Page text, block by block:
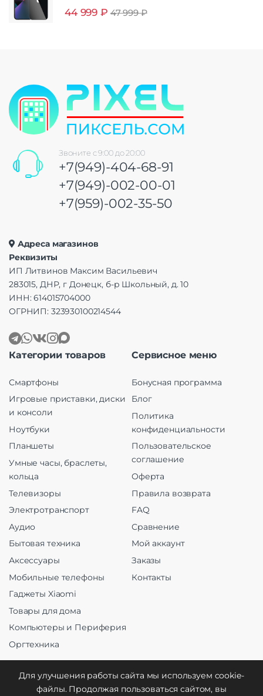
44 999 ₽ 47 999₽
Звоните с 9:00 до 20:00
+7(949)-404-68-91
+7(949)-002-00-01
+7(959)-002-35-50
Адреса магазинов
Реквизиты
ИП Литвинов Максим Васильевич
283015, ДНР, г Донецк, б-р Школьный, д. 10
ИНН: 614015704000
ОГРНИП: 323930100214544
Категории товаров
Смартфоны
Игровые приставки, диски
и консоли
Ноутбуки
Планшеты
Умные часы, браслеты,
кольца
Телевизоры
Электротранспорт
Аудио
Бытовая техника
Аксессуары
Мобильные телефоны
Гаджеты Xiaomi
Товары для дома
Компьютеры и Периферия
Оргтехника
Сервисное меню
Бонусная программа
Блог
Политика
конфиденциальности
Пользовательское
соглашение
Оферта
Правила возврата
FAQ
Сравнение
Мой аккаунт
Заказы
Контакты
Для улучшения работы сайта мы используем cookie-
файлы. Продолжая пользоваться сайтом, вы